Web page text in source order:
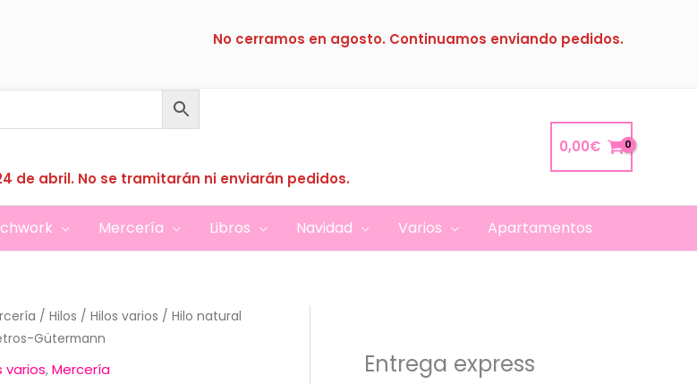
No cerramos en agosto. Continuamos enviando pedidos.
de abril. No se tramitarán ni enviarán pedidos.
0,00€
Mercería Libros Navidad Varios Apartamentos
/ Hilos / Hilos varios / Hilo natural
Gütermann
varios,Mercería Entrega express